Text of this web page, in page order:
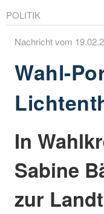
POLITIK
Nachricht vom
Wahl-
In
Sabine
zur